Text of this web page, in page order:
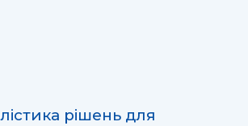
рішень для